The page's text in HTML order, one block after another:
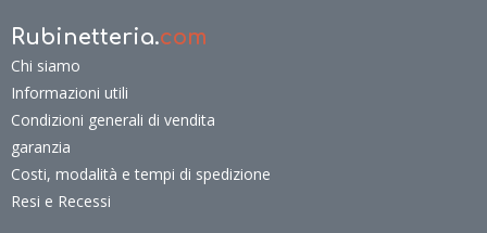
Rubinetteria.com
Chi siamo
Informazioni utili
Condizioni generali di vendita
garanzia
Costi, modalità e tempi di spedizione
Resi e Recessi